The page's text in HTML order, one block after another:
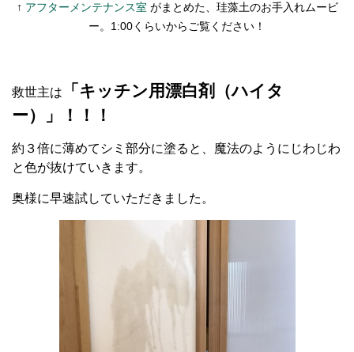
↑ アフターメンテナンス室 がまとめた、 珪藻土のお手入れムービ
ー。1:00くらいからご覧ください！
救世主は
「キッチン用漂白剤（ハイタ
ー）」！！！
約３倍に薄めてシミ部分に塗ると、魔法のようにじわじわ
と色が抜けていきます。
奥様に早速試していただきました。